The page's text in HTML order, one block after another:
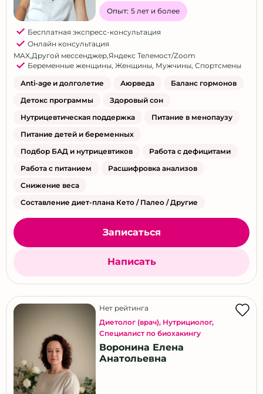
Опыт: 5 лет и более
Бесплатная экспресс-консультация
Онлайн консультация
MAX,Другой мессенджер,Яндекс Телемост/Zoom
Беременные женщины, Женщины, Мужчины, Спортсмены
Anti-age и долголетие Аюрведа
Баланс гормонов
Детокс программы
Здоровый сон
Нутрицевтическая поддержка
Питание в менопаузу
Питание детей и беременных
Подбор БАД и нутрицевтиков
Работа с дефицитами
Работа с питанием
Расшифровка анализов
Снижение веса
Составление диет-плана Кето / Палео / Другие
Записаться
Написать
Нет рейтинга
Диетолог (врач), Нутрициолог,
Специалист по биохакингу
Воронина Елена
Анатольевна